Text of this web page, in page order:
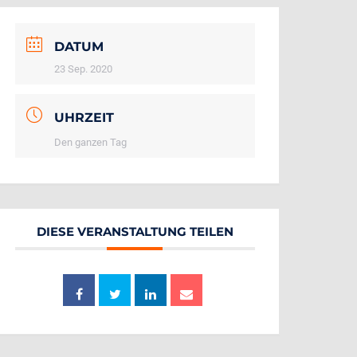
DATUM
23 Sep. 2020
UHRZEIT
Den ganzen Tag
DIESE VERANSTALTUNG TEILEN